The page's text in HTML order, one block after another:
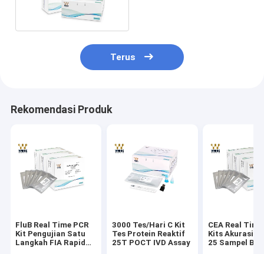
Terus
Rekomendasi Produk
FluB Real Time PCR
Kit Pengujian Satu
Langkah FIA Rapid
3000 Tes/Hari C Kit
Tes Protein Reaktif
25T POCT IVD Assay
CEA Real Time
Kits Akurasi
25 Sampel